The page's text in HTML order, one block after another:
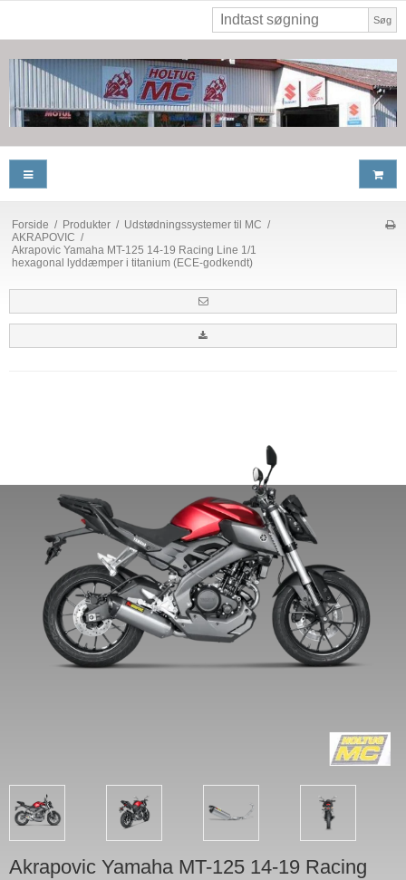
Søg
Forside / Produkter / Udstødningssystemer til MC /
AKRAPOVIC /
Akrapovic Yamaha MT-125 14-19 Racing Line 1/1
hexagonal lyddæmper i titanium (ECE-godkendt)
Akrapovic Yamaha MT-125 14-19 Racing